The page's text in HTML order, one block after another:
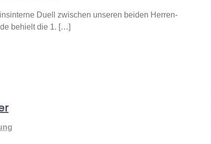
Duell zwischen unseren beiden Herren-
behielt die 1. […]